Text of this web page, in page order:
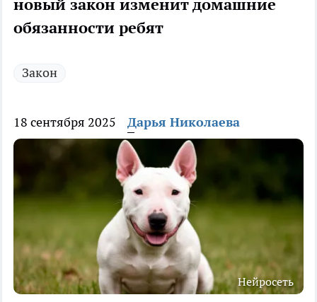
новый закон изменит домашние
обязанности ребят
Закон
18 сентября 2025 Дарья Николаева
Нейросеть